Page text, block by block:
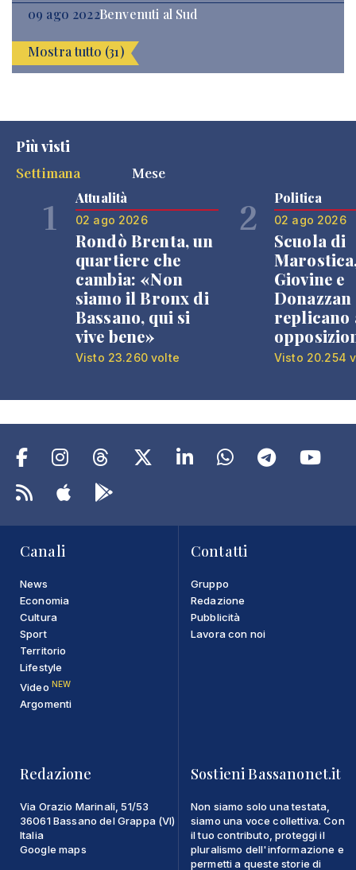
09 ago 2022Benvenuti al Sud
Mostra tutto (31)
Più visti
Settimana
Mese
1 Attualità
02 ago 2026
Rondò Brenta, un
quartiere che
cambia: «Non
siamo il Bronx di
Bassano, qui si
vive bene»
Visto 23.260 volte
2 Politica
02 ago 2026
Scuola di
Giovine e
Donazzan
replicano
Visto 20.254
Canali
News
Economia
Cultura
Sport
Territorio
Lifestyle
Video NEW
Argomenti
Contatti
Gruppo
Redazione
Pubblicità
Lavora con noi
Redazione
Via Orazio Marinali, 51/53
36061 Bassano del Grappa (VI)
Italia
Google maps
Sostieni Bassanonet.it
Non siamo solo una testata,
siamo una voce collettiva. Con
il tuo contributo, proteggi il
pluralismo dell'informazione e
permetti a queste storie di